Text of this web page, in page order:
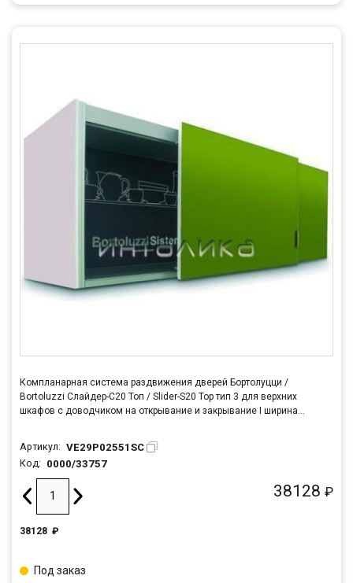
Компланарная система раздвижения дверей Бортолуцци /
Bortoluzzi Слайдер-С20 Топ / Slider-S20 Top тип 3 для верхних
шкафов с доводчиком на открывание и закрывание I ширина
Артикул: VE29P02551SC
Код: 0000/33757
38128 ₽
38128 ₽
Под заказ